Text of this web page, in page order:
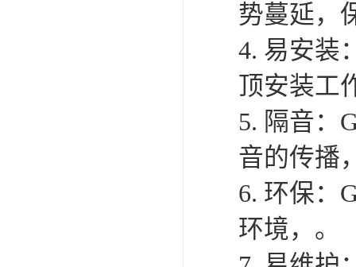
势蔓延，
4. 易安装
顶安装工
5. 隔音：
音的传播
6. 环保：
环境，。